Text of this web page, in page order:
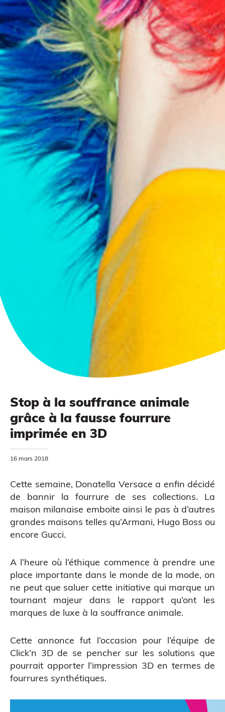
Petites et moyennes séries
Impression à la demande ou sur mesure
MODÉLISATION 3D
CAO
Stop à la souffrance animale
grâce à la fausse fourrure
imprimée en 3D
16 mars 2018
Cette semaine, Donatella Versace a enfin décidé
de bannir la fourrure de ses collections. La
maison milanaise emboite ainsi le pas à d’autres
grandes maisons telles qu’Armani, Hugo Boss ou
encore Gucci.
A l’heure où l’éthique commence à prendre une
place importante dans le monde de la mode, on
ne peut que saluer cette initiative qui marque un
tournant majeur dans le rapport qu’ont les
marques de luxe à la souffrance animale.
Cette annonce fut l’occasion pour l’équipe de
Click’n 3D de se pencher sur les solutions que
pourrait apporter l’impression 3D en termes de
fourrures synthétiques.